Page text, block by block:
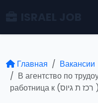
Главная
Вакансии
В агентство по
работница к (רכז ת גיוס )